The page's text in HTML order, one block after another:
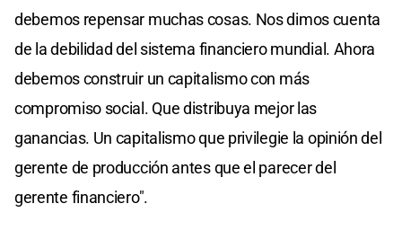
debemos repensar muchas cosas. Nos dimos cuenta
de la debilidad del sistema financiero mundial. Ahora
debemos construir un capitalismo con más
compromiso social. Que distribuya mejor las
ganancias. Un capitalismo que privilegie la opinión del
gerente de producción antes que el parecer del
gerente financiero".